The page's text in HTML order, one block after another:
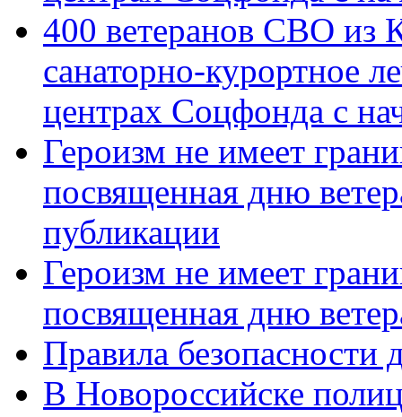
400 ветеранов СВО из
санаторно-курортное
центрах Соцфонда с
Героизм не имеет
посвященная дню
публикации
Героизм не имеет
посвященная дню
Правила безопасности
В Новороссийске